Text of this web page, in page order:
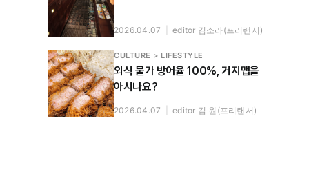
2026.04.07 editor 김소라(프리랜서)
CULTURE > LIFESTYLE
외식 물가 방어율 100%, 거지맵을
아시나요?
2026.04.07 editor 김 원(프리랜서)